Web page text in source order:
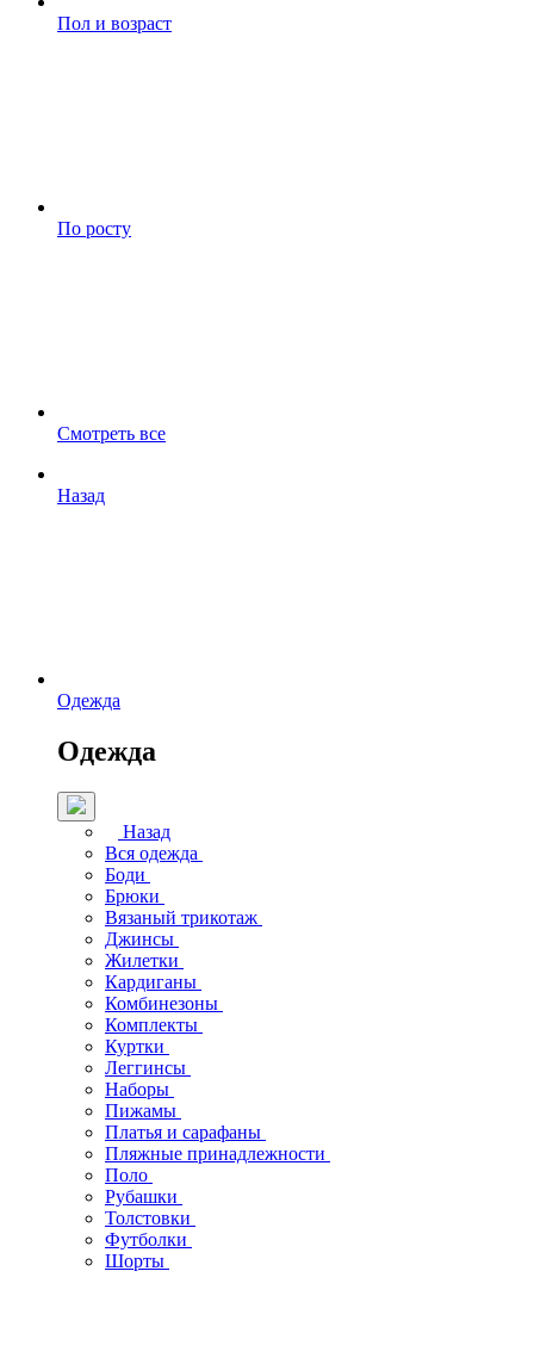
Пол и возраст
По росту
Смотреть все
Назад
Одежда
Одежда
Назад
Вся одежда
Боди
Брюки
Вязаный трикотаж
Джинсы
Жилетки
Кардиганы
Комбинезоны
Комплекты
Куртки
Леггинсы
Наборы
Пижамы
Платья и сарафаны
Пляжные принадлежности
Поло
Рубашки
Толстовки
Футболки
Шорты